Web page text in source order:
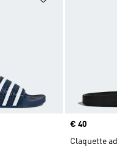
Prix
€ 40
Claquette